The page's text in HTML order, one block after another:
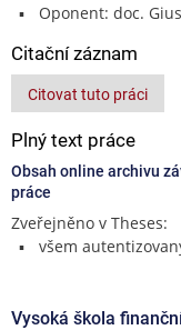
Oponent: doc.
Citační záznam
Citovat tuto práci
Plný text práce
Obsah online archivu
práce
Zveřejněno v Theses:
všem
Vysoká škola